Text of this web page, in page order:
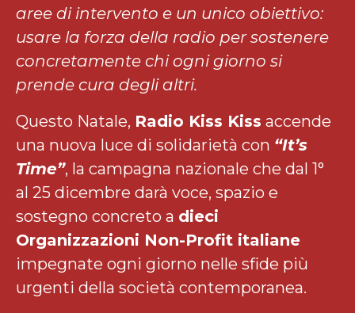
aree di intervento e un unico obiettivo:
usare la forza della radio per sostenere
concretamente chi ogni giorno si
prende cura degli altri.
Questo Natale, Radio Kiss Kiss accende
una nuova luce di solidarietà con “It’s
Time”, la campagna nazionale che dal 1°
al 25 dicembre darà voce, spazio e
sostegno concreto a dieci
Organizzazioni Non-Profit italiane
impegnate ogni giorno nelle sfide più
urgenti della società contemporanea.